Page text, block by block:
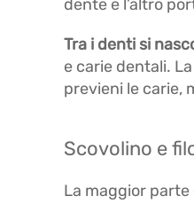
dente e l’altro
Tra i denti si
e carie dentali.
previeni le carie,
Scovolino e
La maggior parte